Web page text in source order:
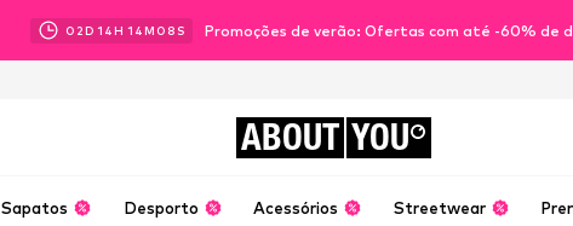
02D 14H 14M 06 S Promoções de verão: Ofertas com até -60% de
ABOUT YOU
Sapatos Desporto Acessórios Streetwear